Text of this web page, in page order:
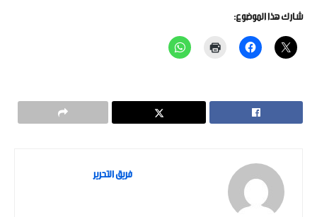
شارك هذا الموضوع:
فريق التحرير